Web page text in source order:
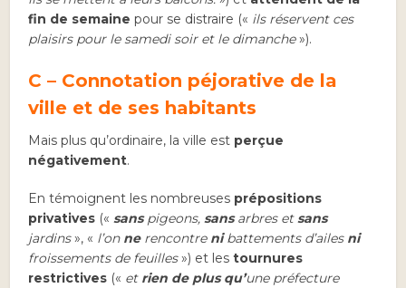
fin de semaine pour se distraire (« ils réservent ces
plaisirs pour le samedi soir et le dimanche»).
C – Connotation péjorative de la
ville et de ses habitants
Mais plus qu’ordinaire, la ville est perçue
négativement.
En témoignent les nombreuses prépositions
privatives («sanspigeons,sansarbres etsans
jardins», « l’on nerencontre nibattements d’ailes ni
froissements de feuilles») et lestournures
restrictives (« et rien de plus qu’une préfecture